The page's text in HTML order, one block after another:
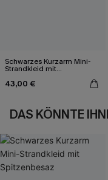
Schwarzes Kurzarm Mini-
Strandkleid mit
43,00 €
DAS KÖNNTE